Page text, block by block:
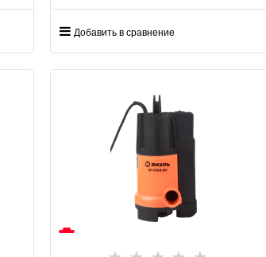
Добавить в сравнение